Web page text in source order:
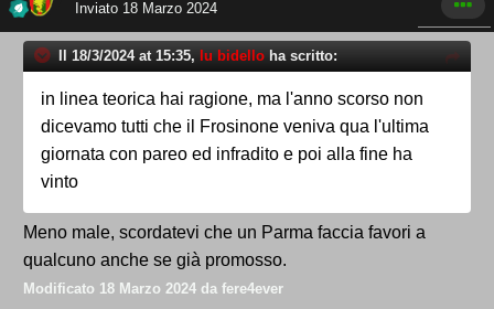
Inviato 18 Marzo 2024
Il 18/3/2024 at 15:35, lu bidello ha scritto:
in linea teorica hai ragione, ma l'anno scorso non
dicevamo tutti che il Frosinone veniva qua l'ultima
giornata con pareo ed infradito e poi alla fine ha
vinto
Meno male, scordatevi che un Parma faccia favori a
qualcuno anche se già promosso.
Modificato 18 Marzo 2024 da fere4ever